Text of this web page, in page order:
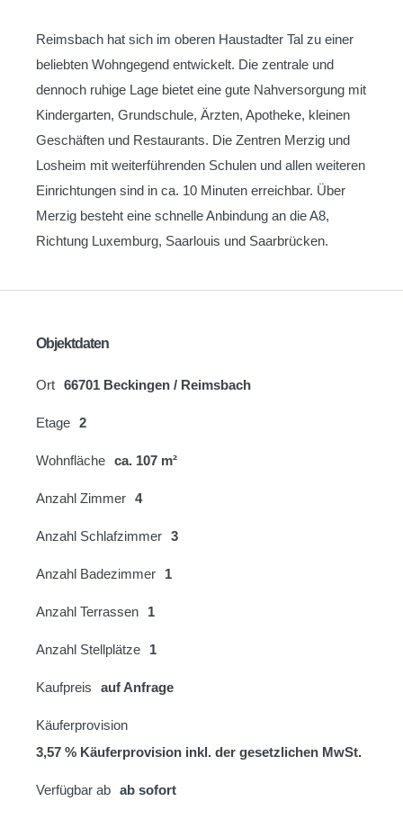
Reimsbach hat sich im oberen Haustadter Tal zu einer
beliebten Wohngegend entwickelt. Die zentrale und
dennoch ruhige Lage bietet eine gute Nahversorgung mit
Kindergarten, Grundschule, Ärzten, Apotheke, kleinen
Geschäften und Restaurants. Die Zentren Merzig und
Losheim mit weiterführenden Schulen und allen weiteren
Einrichtungen sind in ca. 10 Minuten erreichbar. Über
Merzig besteht eine schnelle Anbindung an die A8,
Richtung Luxemburg, Saarlouis und Saarbrücken.
Objektdaten
Ort 66701 Beckingen / Reimsbach
Etage 2
Wohnfläche ca. 107 m²
Anzahl Zimmer 4
Anzahl Schlafzimmer 3
Anzahl Badezimmer 1
Anzahl Terrassen 1
Anzahl Stellplätze 1
Kaufpreis auf Anfrage
Käuferprovision
3,57 % Käuferprovision inkl. der gesetzlichen MwSt.
Verfügbar ab ab sofort